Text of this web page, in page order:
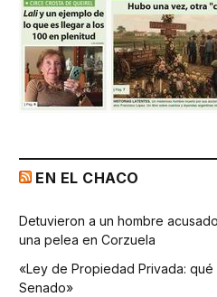
EN EL CHACO
Detuvieron a un hombre
una pelea en Corzuela
«Ley de Propiedad Privada:
Senado»